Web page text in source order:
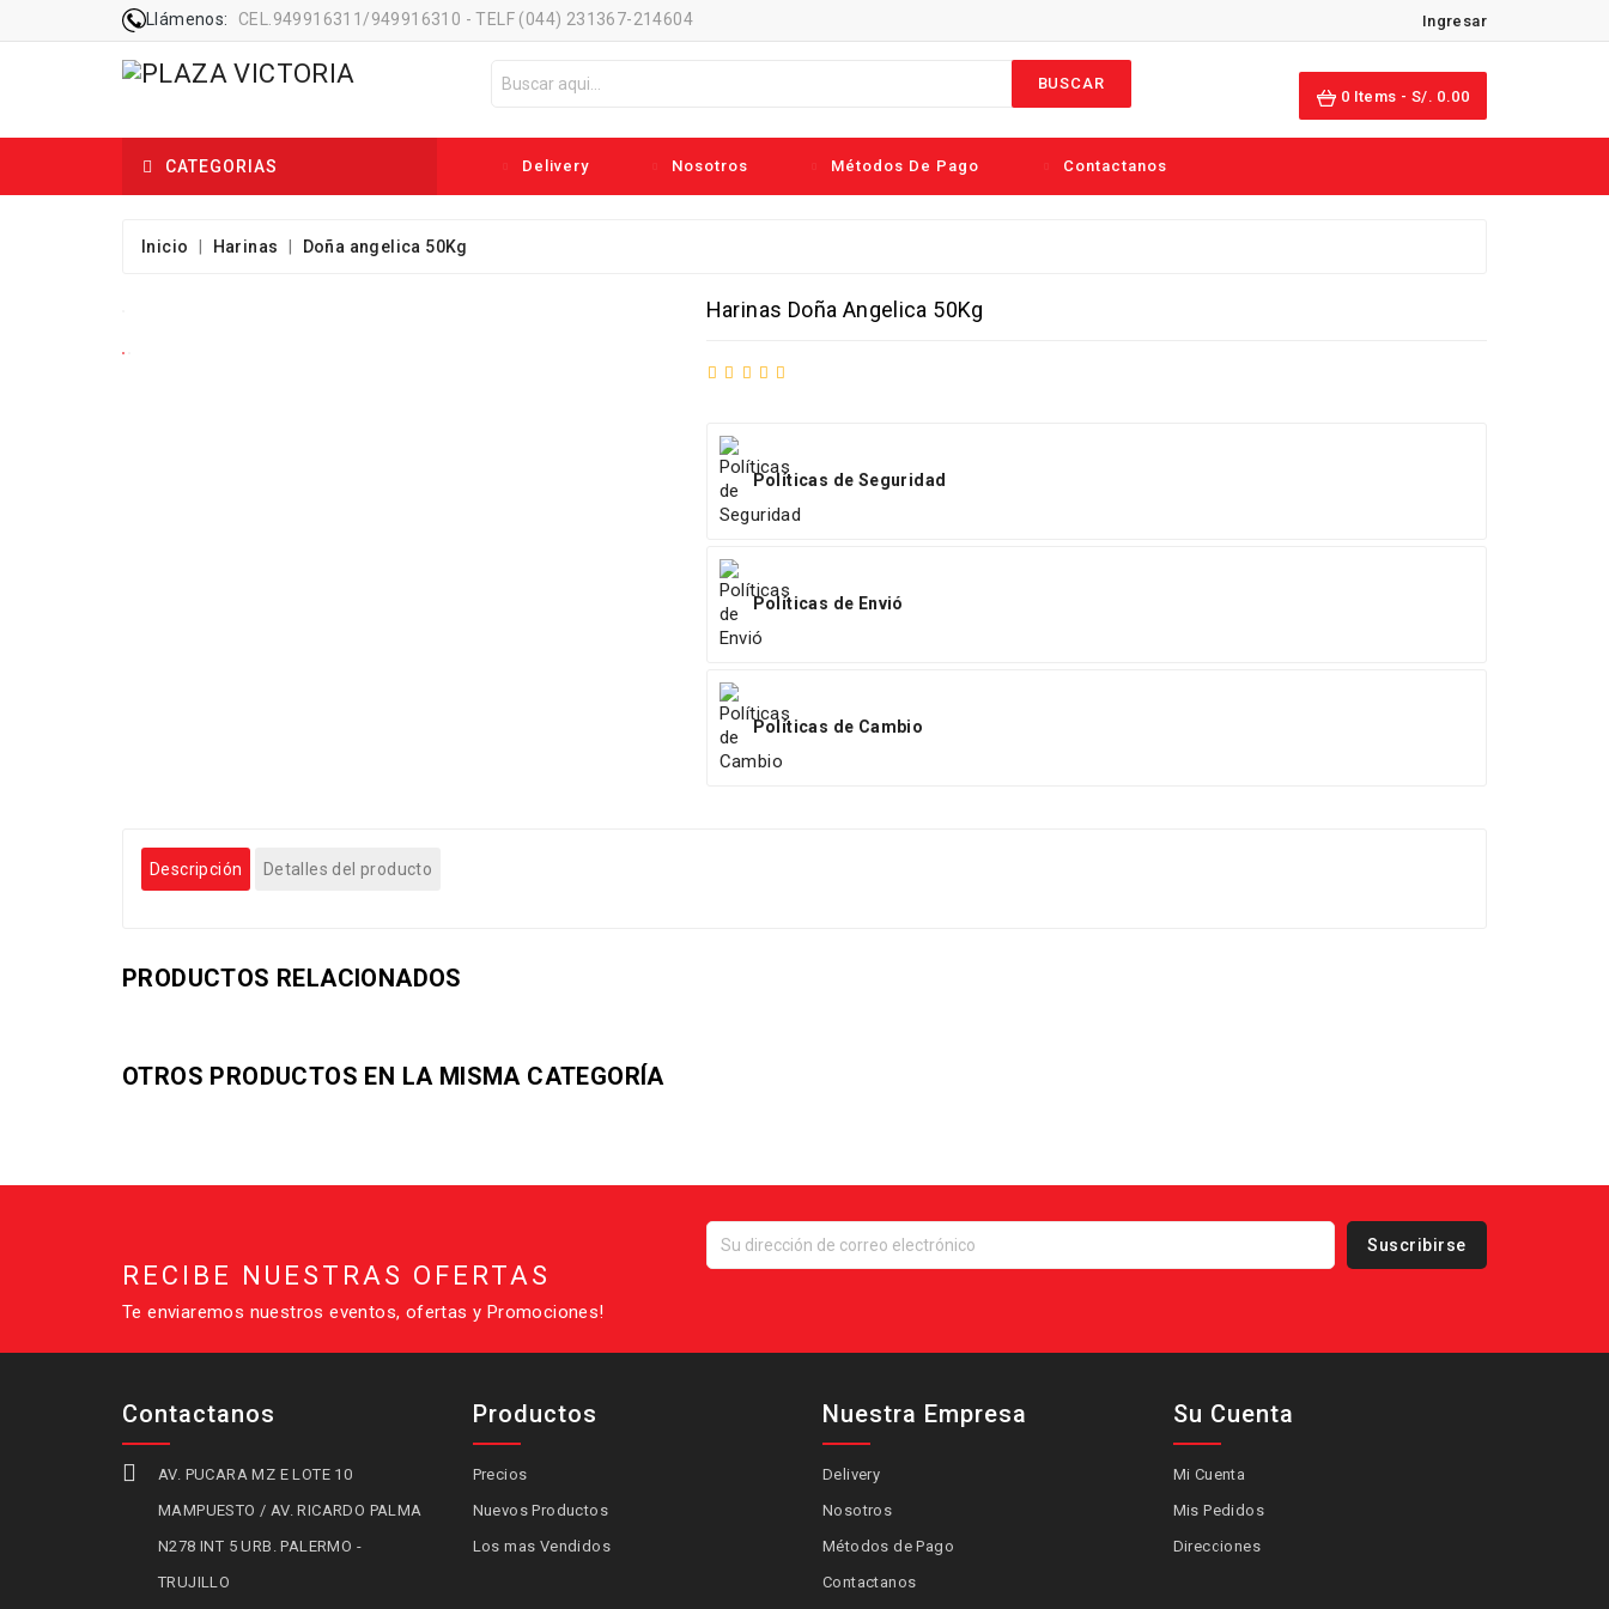
Llámenos: CEL.949916311/949916310 - TELF (044) 231367-214604 Ingresar
BUSCAR
0 Items - S/. 0.00
CATEGORIAS Delivery Nosotros Métodos De Pago Contactanos
Inicio Harinas Doña angelica 50Kg
Harinas Doña Angelica 50Kg
Políticas de Seguridad
Políticas de Envió
Políticas de Cambio
Descripción Detalles del producto
PRODUCTOS RELACIONADOS
OTROS PRODUCTOS EN LA MISMA CATEGORÍA
RECIBE NUESTRAS OFERTAS
Te enviaremos nuestros eventos, ofertas y Promociones!
Contactanos

AV. PUCARA MZ E LOTE 10
MAMPUESTO / AV. RICARDO PALMA
N278 INT 5 URB. PALERMO -
TRUJILLO
Productos
Precios
Nuevos Productos
Los mas Vendidos
Nuestra Empresa
Delivery
Nosotros
Métodos de Pago
Contactanos
Su Cuenta
Mi Cuenta
Mis Pedidos
Direcciones